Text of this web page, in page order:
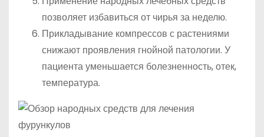
позволяет избавиться от чирья за неделю.
Прикладывание компрессов с растениями
снижают проявления гнойной патологии. У
пациента уменьшается болезненность, отек,
температура.